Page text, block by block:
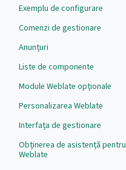
Exemplu de configurare
Comenzi de gestionare
Anunțuri
Liste de componente
Module Weblate opționale
Personalizarea Weblate
Interfața de gestionare
Obținerea de asistență pentru
Weblate